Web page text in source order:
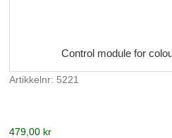
Control module for
Artikkelnr: 5221
479,00 kr